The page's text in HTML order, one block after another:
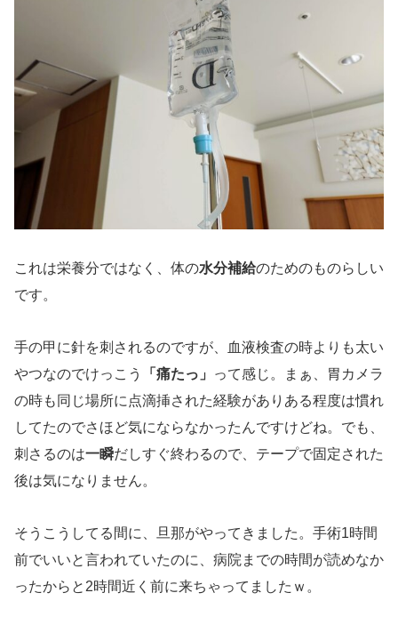
これは栄養分ではなく、体の水分補給のためのものらしい
です。
手の甲に針を刺されるのですが、血液検査の時よりも太い
やつなのでけっこう
「痛たっ」
って感じ。まぁ、胃カメラ
の時も同じ場所に点滴挿された経験がありある程度は慣れ
してたのでさほど気にならなかったんですけどね。でも、
刺さるのは一瞬だしすぐ終わるので、テープで固定された
後は気になりません。
そうこうしてる間に、旦那がやってきました。手術1時間
前でいいと言われていたのに、病院までの時間が読めなか
ったからと2時間近く前に来ちゃってましたｗ。